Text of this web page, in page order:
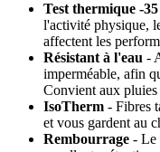
Test thermique -35
l'activité physique,
affectent les
Résistant à l'eau -
imperméable, afin
Convient aux
IsoTherm - Fibres
et vous gardent au
Rembourrage - Le